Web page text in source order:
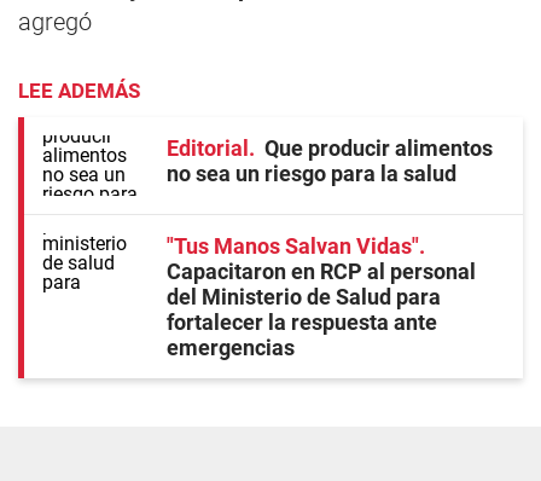
agregó
LEE ADEMÁS
Editorial
Que producir alimentos
no sea un riesgo para la salud
"Tus Manos Salvan Vidas"
Capacitaron en RCP al personal
del Ministerio de Salud para
fortalecer la respuesta ante
emergencias